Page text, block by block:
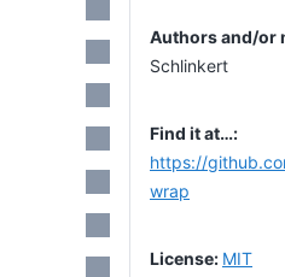
Schlinkert
https://
wrap
MIT